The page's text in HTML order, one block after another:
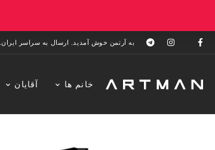
به آرتمن خوش آمدید. ارسال به سراسر ایران. 7 روز فرصت تست در منزل. 1 سال خدمات پس از فروش.
خانم ها آقایان